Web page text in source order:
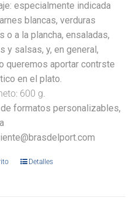
especialmente indicada
blancas, verduras
o a la plancha, ensaladas,
y salsas, y, en general,
queremos aportar contrste
en el plato.
600 g.
formatos personalizables,
Detalles